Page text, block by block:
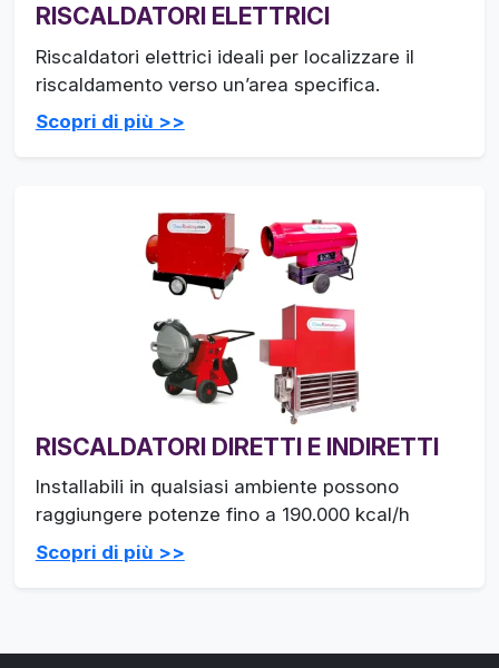
RISCALDATORI ELETTRICI
Riscaldatori elettrici ideali per localizzare il
riscaldamento verso un’area specifica.
Scopri di più >>
RISCALDATORI DIRETTI E INDIRETTI
Installabili in qualsiasi ambiente possono
raggiungere potenze fino a 190.000 kcal/h
Scopri di più >>